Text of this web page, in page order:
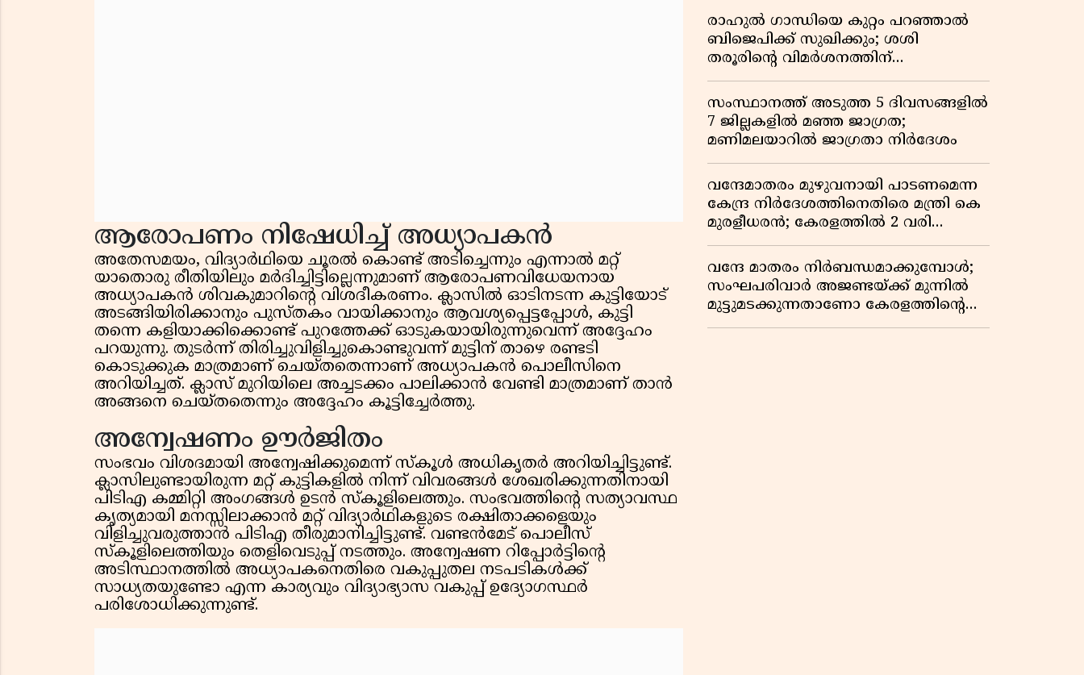
ആരോപണം നിഷേധിച്ച് അധ്യാപകൻ
അതേസമയം, വിദ്യാർഥിയെ ചൂരൽ കൊണ്ട് അടിച്ചെന്നും എന്നാൽ മറ്റ്
യാതൊരു രീതിയിലും മർദിച്ചിട്ടില്ലെന്നുമാണ് ആരോപണവിധേയനായ
അധ്യാപകൻ ശിവകുമാറിന്റെ വിശദീകരണം. ക്ലാസിൽ ഓടിനടന്ന കുട്ടിയോട്
അടങ്ങിയിരിക്കാനും പുസ്തകം വായിക്കാനും ആവശ്യപ്പെട്ടപ്പോൾ, കുട്ടി
തന്നെ കളിയാക്കിക്കൊണ്ട് പുറത്തേക്ക് ഓടുകയായിരുന്നുവെന്ന് അദ്ദേഹം
പറയുന്നു. തുടർന്ന് തിരിച്ചുവിളിച്ചുകൊണ്ടുവന്ന് മുട്ടിന് താഴെ രണ്ടടി
കൊടുക്കുക മാത്രമാണ് ചെയ്തതെന്നാണ് അധ്യാപകൻ പൊലീസിനെ
അറിയിച്ചത്. ക്ലാസ് മുറിയിലെ അച്ചടക്കം പാലിക്കാൻ വേണ്ടി മാത്രമാണ് താൻ
അങ്ങനെ ചെയ്തതെന്നും അദ്ദേഹം കൂട്ടിച്ചേർത്തു.
അന്വേഷണം ഊർജിതം
സംഭവം വിശദമായി അന്വേഷിക്കുമെന്ന് സ്കൂൾ അധികൃതർ അറിയിച്ചിട്ടുണ്ട്.
ക്ലാസിലുണ്ടായിരുന്ന മറ്റ് കുട്ടികളിൽ നിന്ന് വിവരങ്ങൾ ശേഖരിക്കുന്നതിനായി
പിടിഎ കമ്മിറ്റി അംഗങ്ങൾ ഉടന്‍ സ്കൂളിലെത്തും. സംഭവത്തിന്റെ സത്യാവസ്ഥ
കൃത്യമായി മനസ്സിലാക്കാൻ മറ്റ് വിദ്യാർഥികളുടെ രക്ഷിതാക്കളെയും
വിളിച്ചുവരുത്താൻ പിടിഎ തീരുമാനിച്ചിട്ടുണ്ട്. വണ്ടൻമേട് പൊലീസ്
സ്കൂളിലെത്തിയും തെളിവെടുപ്പ് നടത്തും. അന്വേഷണ റിപ്പോർട്ടിന്റെ
അടിസ്ഥാനത്തിൽ അധ്യാപകനെതിരെ വകുപ്പുതല നടപടികൾക്ക്
സാധ്യതയുണ്ടോ എന്ന കാര്യവും വിദ്യാഭ്യാസ വകുപ്പ് ഉദ്യോഗസ്ഥർ
പരിശോധിക്കുന്നുണ്ട്.
രാഹുൽ ഗാന്ധിയെ കുറ്റം പറഞ്ഞാൽ
ബിജെപിക്ക് സുഖിക്കും; ശശി
തരൂരിന്റെ വിമർശനത്തിന്
മറുപടിയുമായി കെ സി
വേണുഗോപാൽ
സംസ്ഥാനത്ത് അടുത്ത 5 ദിവസങ്ങളിൽ
7 ജില്ലകളിൽ മഞ്ഞ ജാഗ്രത;
മണിമലയാറിൽ ജാഗ്രതാ നിർദേശം
വന്ദേമാതരം മുഴുവനായി പാടണമെന്ന
കേന്ദ്ര നിർദേശത്തിനെതിരെ മന്ത്രി കെ
മുരളീധരൻ; കേരളത്തിൽ 2 വരി
മാത്രമേ ഉണ്ടാകൂ എന്ന് പ്രതികരണം
വന്ദേ മാതരം നിർബന്ധമാക്കുമ്പോൾ;
സംഘപരിവാർ അജണ്ടയ്ക്ക് മുന്നിൽ
മുട്ടുമടക്കുന്നതാണോ കേരളത്തിന്റെ
മതേതര പാരമ്പര്യം?